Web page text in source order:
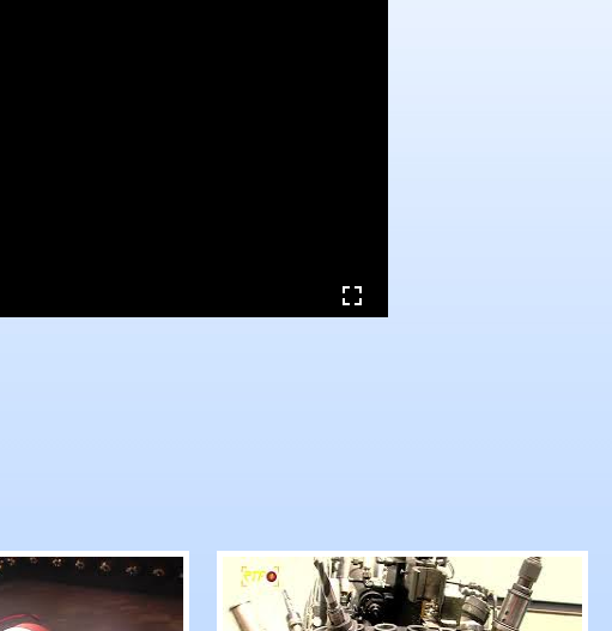
veröffentlicht Quartalszahlen
Metzinger Modegröße Hugo Boss hält trotz
RTF.1-Nachrichten: Über 100